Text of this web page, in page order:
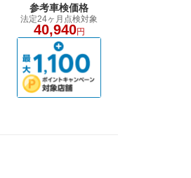
参考車検価格
法定24ヶ月点検対象
40,940円